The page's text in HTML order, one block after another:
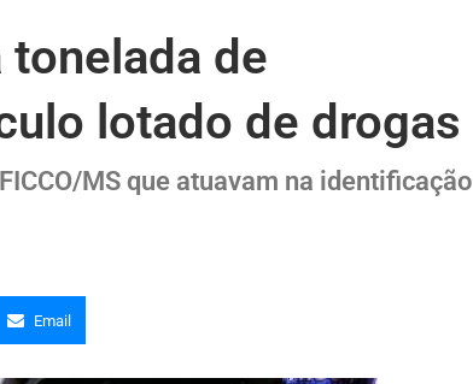
de
lotado de drogas
MS que atuavam na identificação
Email